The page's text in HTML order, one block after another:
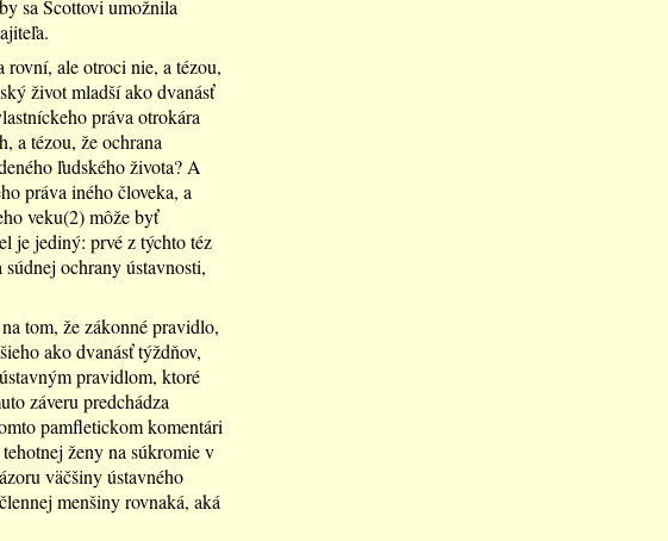
sa Scottovi umožnila
ale otroci nie, a tézou,
život mladší ako dvanásť
práva otrokára
a tézou, že ochrana
ľudského života? A
práva iného človeka, a
veku(2) môže byť
je jediný: prvé z týchto téz
ochrany ústavnosti,
tom, že zákonné pravidlo,
ako dvanásť týždňov,
pravidlom, ktoré
záveru predchádza
pamfletickom komentári
ženy na súkromie v
väčšiny ústavného
menšiny rovnaká, aká